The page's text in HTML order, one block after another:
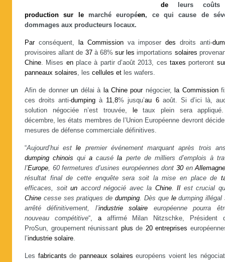
de leurs
production
sur lemarché européen, ce qui cause de
dommages aux producteurs locaux.
Parconséquent, la Commissionva imposerdes droits anti-
provisoires allant de 37à 68%sur les importations solaires
Chine. Mises enplace à partir d’août 2013, cestaxes porteront
panneaux solaires, les cellules et les wafers.
Afin de donnerun délai à la Chine pournégocier, la Commission
ces droits anti-dumping à 11,8% jusqu’au 6août. Si d’ici là,
solution négociée n’est trouvée,
letaux plein sera
décembre, les états membres de l’Union Européenne devront
mesures de défense commerciale définitives.
“Aujourd’hui estle premier événement marquant après trois
dumping chinois quia causéla perte de milliers d’emplois à
l’Europe, 60 fermetures d’usines européennes dont 30en
résultat final de cette enquête sera soit la mise en place de
efficaces, soit un accord négocié avec la Chine. Il est crucial
Chine cesse ses pratiques dedumping. Dès que ledumping illégal
arrêté définitivement, l’industrie solaire européenne pourra
nouveau compétitive“, aaffirmé Milan Nitzschke, Président
ProSun, groupement réunissant plus de 20 entreprises
l’industrie solaire.
Les fabricants de panneaux solaires européens voient les